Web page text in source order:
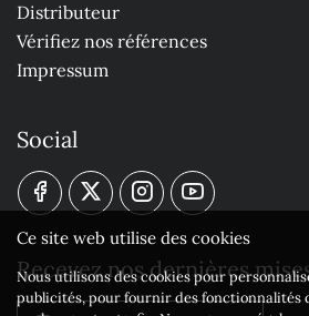
Distributeur
Vérifiez nos références
Impressum
Social
Recevez nos dernières
Ce site web utilise des cookies
Nous utilisons des cookies pour
publicités, pour fournir des fonctionnalités